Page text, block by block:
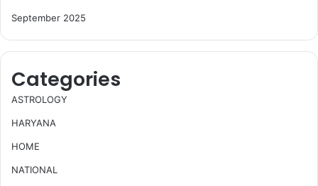
September 2025
Categories
ASTROLOGY
HARYANA
HOME
NATIONAL